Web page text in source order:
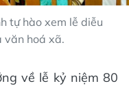
tự hào xem lễ diễu
văn hoá xã.
về lễ kỷ niệm 80